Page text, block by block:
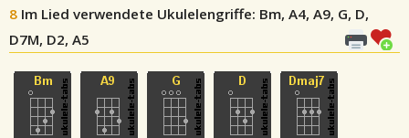
8 Im Lied verwendete Ukulelengriffe: Bm, A4, A9, G, D,
D7M, D2, A5